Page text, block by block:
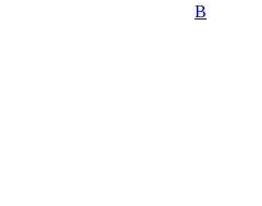
В